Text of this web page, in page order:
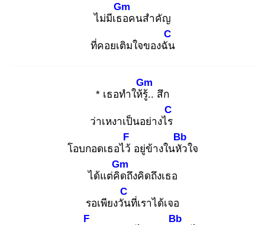
ไม่มีเธอ
Gm
คนสำคัญ
ที่คอยเติมใจของฉัน
C
* เธอทำให้รู้.
Gm
. สึก
ว่าเหงาเป็นอย่างไร
C
โอบกอดเธอไว้
F
อยู่ข้างในหัว
Bb
ใจ
ได้แต่คิด
Gm
ถึงคิดถึงเธอ
รอเพียงวัน
C
ที่เราได้เจอ
F
Bb